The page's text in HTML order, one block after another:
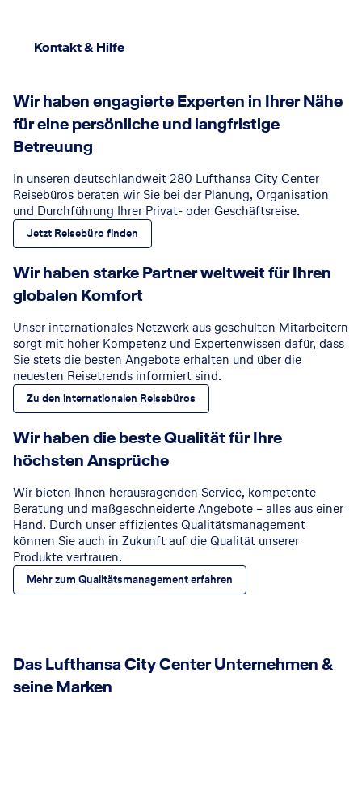
Kontakt & Hilfe
Wir haben engagierte Experten in Ihrer Nähe
für eine persönliche und langfristige
Betreuung
In unseren deutschlandweit 280 Lufthansa City Center
Reisebüros beraten wir Sie bei der Planung, Organisation
und Durchführung Ihrer Privat- oder Geschäftsreise.
Jetzt Reisebüro finden
Wir haben starke Partner weltweit für Ihren
globalen Komfort
Unser internationales Netzwerk aus geschulten Mitarbeitern
sorgt mit hoher Kompetenz und Expertenwissen dafür, dass
Sie stets die besten Angebote erhalten und über die
neuesten Reisetrends informiert sind.
Zu den internationalen Reisebüros
Wir haben die beste Qualität für Ihre
höchsten Ansprüche
Wir bieten Ihnen herausragenden Service, kompetente
Beratung und maßgeschneiderte Angebote – alles aus einer
Hand. Durch unser effizientes Qualitätsmanagement
können Sie auch in Zukunft auf die Qualität unserer
Produkte vertrauen.
Mehr zum Qualitätsmanagement erfahren
Das Lufthansa City Center Unternehmen &
seine Marken